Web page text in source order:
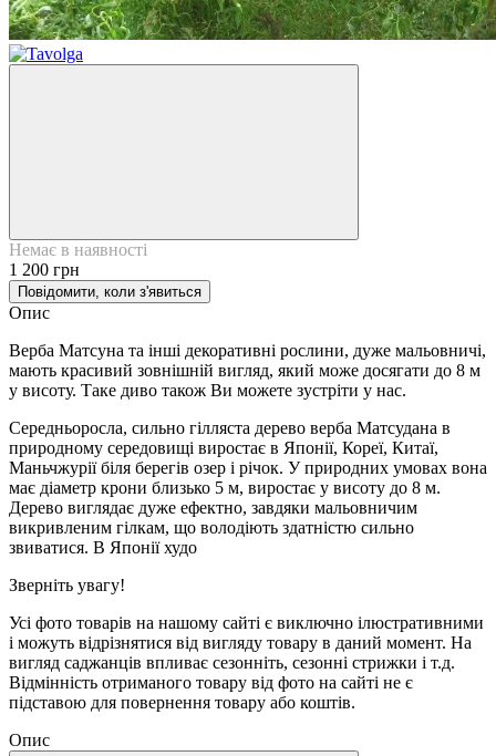
Немає в наявності
1 200 грн
Повідомити, коли з'явиться
Опис
Верба Матсуна та інші декоративні рослини, дуже мальовничі,
мають красивий зовнішній вигляд, який може досягати до 8 м
у висоту. Таке диво також Ви можете зустріти у нас.
Середньоросла, сильно гілляста дерево верба Матсудана в
природному середовищі виростає в Японії, Кореї, Китаї,
Маньчжурії біля берегів озер і річок. У природних умовах вона
має діаметр крони близько 5 м, виростає у висоту до 8 м.
Дерево виглядає дуже ефектно, завдяки мальовничим
викривленим гілкам, що володіють здатністю сильно
звиватися. В Японії худо
Зверніть увагу!
Усі фото товарів на нашому сайті є виключно ілюстративними
і можуть відрізнятися від вигляду товару в даний момент. На
вигляд саджанців впливає сезонніть, сезонні стрижки і т.д.
Відмінність отриманого товару від фото на сайті не є
підставою для повернення товару або коштів.
Опис